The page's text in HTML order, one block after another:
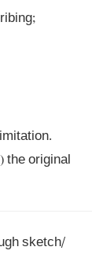
the original
sketch/